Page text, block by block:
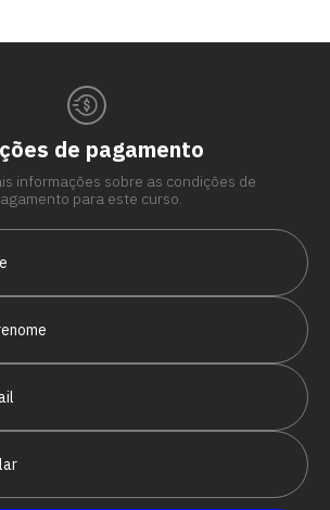
de pagamento
informações sobre as condições de
para este curso.